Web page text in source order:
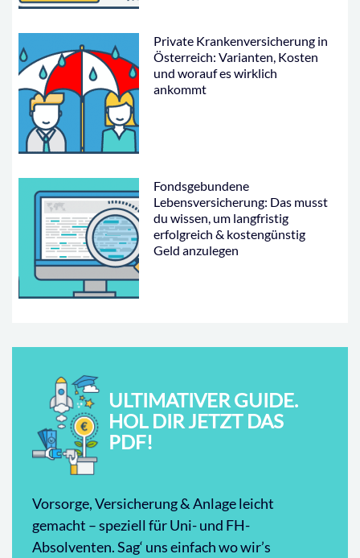
Private Krankenversicherung in
Österreich: Varianten, Kosten
und worauf es wirklich
ankommt
Fondsgebundene
Lebensversicherung: Das musst
du wissen, um langfristig
erfolgreich & kostengünstig
Geld anzulegen
ULTIMATIVER GUIDE.
HOL DIR JETZT DAS
PDF!
Vorsorge, Versicherung & Anlage leicht
gemacht – speziell für Uni- und FH-
Absolventen. Sag‘ uns einfach wo wir’s